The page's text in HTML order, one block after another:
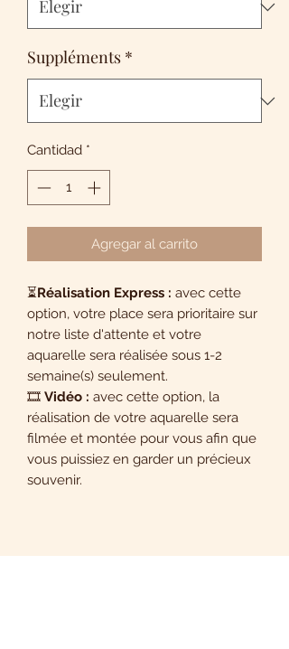
Suppléments *
Cantidad *
Agregar al carrito
⏳Réalisation Express : avec cette
option, votre place sera prioritaire sur
notre liste d'attente et votre
aquarelle sera réalisée sous 1-2
semaine(s) seulement.
🎞️ Vidéo : avec cette option, la
réalisation de votre aquarelle sera
filmée et montée pour vous afin que
vous puissiez en garder un précieux
souvenir.